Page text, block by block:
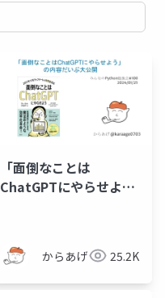
「面倒なことは
ChatGPTにやらせよ
からあげ 25.2K